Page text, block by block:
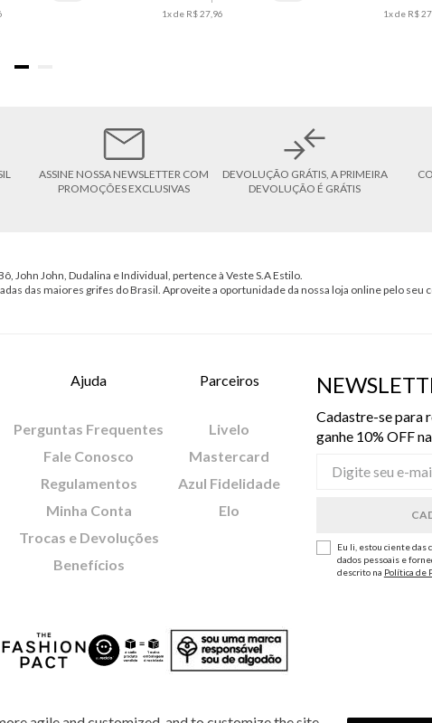
1x de R$27 96
1x de R$27
ASSINE NOSSA NEWSLETTER COM
PROMOÇÕES EXCLUSIVAS
DEVOLUÇÃO GRÁTIS, A PRIMEIRA
DEVOLUÇÃO É GRÁTIS
John John, Dudalina e Individual, pertence à Veste S.A Estilo.
das maiores grifes do Brasil. Aproveite a oportunidade da nossa loja online pelo seu
Ajuda
Perguntas Frequentes
Fale Conosco
Regulamentos
Minha Conta
Trocas e Devoluções
Benefícios
Parceiros
Livelo
Mastercard
Azul Fidelidade
Elo
Cadastre-se para
ganhe 10% OFF
Eu li, estou ciente das
dados pessoais e
descrito na Política de